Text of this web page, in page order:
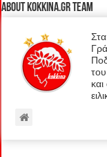
About kokkina.gr TEAM
του